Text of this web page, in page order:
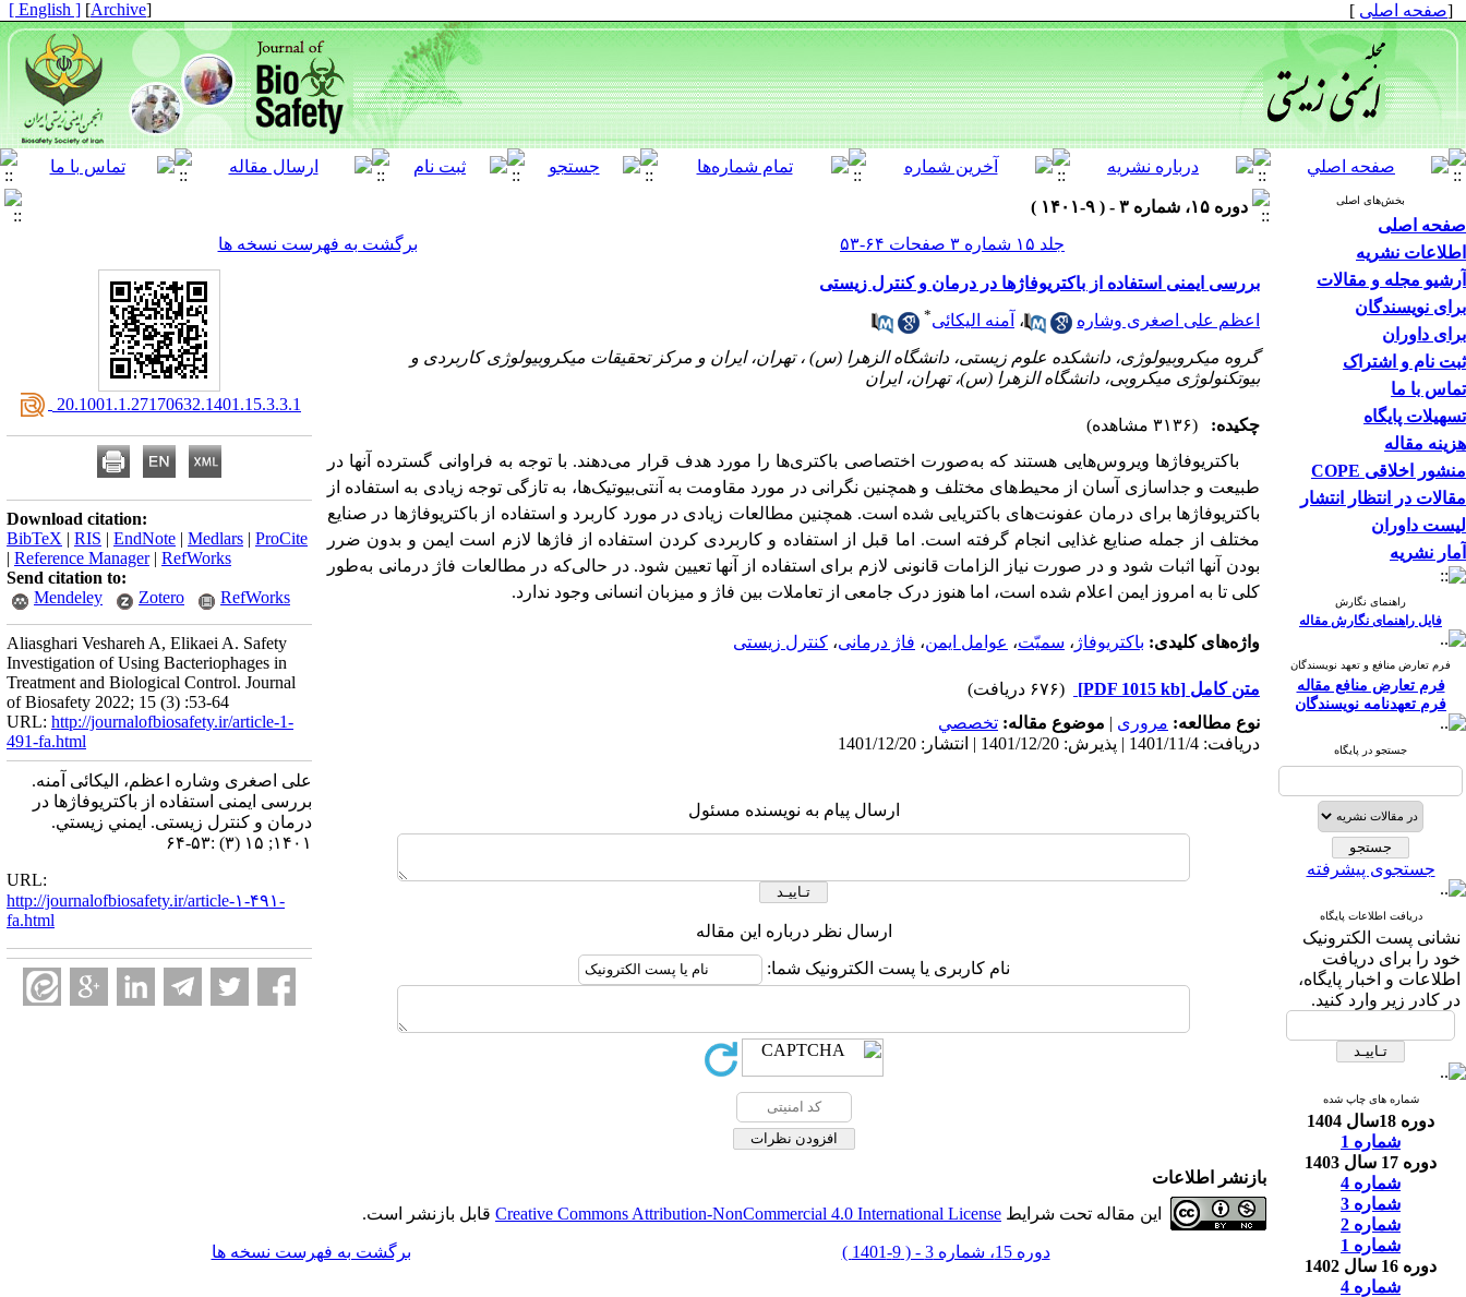
[صفحه اصلی ]
[
Archive
]
[ English ]
بخش‌های اصلی
صفحه اصلی
اطلاعات نشریه
آرشیو مجله و مقالات
برای نویسندگان
برای داوران
ثبت نام و اشتراک
تماس با ما
تسهیلات پایگاه
هزینه مقاله
منشور اخلاقی COPE
مقالات در انتظار انتشار
لیست داوران
آمار نشریه
راهنمای نگارش
فایل راهنمای نگارش مقاله
فرم تعارض منافع و تعهد نویسندگان
فرم تعارض منافع مقاله
فرم تعهدنامه نویسندگان
جستجو در پایگاه
جستجوی پیشرفته
دریافت اطلاعات پایگاه
نشانی پست الکترونیک
خود را برای دریافت
اطلاعات و اخبار پایگاه،
در کادر زیر وارد کنید.
شماره های چاپ شده
دوره 18سال 1404
شماره 1
دوره 17 سال 1403
شماره 4
شماره 3
شماره 2
شماره 1
دوره 16 سال 1402
شماره 4
دوره ۱۵، شماره ۳ - ( ۹-۱۴۰۱ )
جلد ۱۵ شماره ۳ صفحات ۶۴-۵۳
برگشت به فهرست نسخه ها
بررسی ایمنی استفاده از باکتریوفاژها در درمان و کنترل زیستی
اعظم علی اصغری وشاره ، آمنه الیکائی*
گروه میکروبیولوژی، دانشکده علوم زیستی، دانشگاه الزهرا (س) ، تهران، ایران و مرکز تحقیقات میکروبیولوژی کاربردی و
بیوتکنولوژی میکروبی، دانشگاه الزهرا (س)، تهران، ایران
چکیده:
(۳۱۳۶ مشاهده)
باکتریوفاژها ویروس‌هایی هستند که به‌صورت اختصاصی باکتری‌ها را مورد هدف قرار می‌دهند. با توجه به فراوانی گسترده آنها در
طبیعت و جداسازی آسان از محیط‌های مختلف و همچنین نگرانی در مورد مقاومت به آنتی‌بیوتیک‌ها، به تازگی توجه زیادی به استفاده از
باکتریوفاژها برای درمان عفونت‌های باکتریایی شده است. همچنین مطالعات زیادی در مورد کاربرد و استفاده از باکتریوفاژها در صنایع
مختلف از جمله صنایع غذایی انجام گرفته است. اما قبل از استفاده و کاربردی کردن استفاده از فاژها لازم است ایمن و بدون ضرر
بودن آنها اثبات شود و در صورت نیاز الزامات قانونی لازم برای استفاده از آنها تعیین شود. در حالی‌که در مطالعات فاژ درمانی به‌طور
کلی تا به امروز ایمن اعلام شده است، اما هنوز درک جامعی از تعاملات بین فاژ و میزبان انسانی وجود ندارد.
واژه‌های کلیدی: باکتریوفاژ ، سمیّت، عوامل ایمن، فاژ درمانی، کنترل زیستی
متن کامل [PDF 1015 kb]
(۶۷۶ دریافت)
نوع مطالعه: مروری | موضوع مقاله: تخصصي
دریافت: 1401/11/4 | پذیرش: 1401/12/20 | انتشار: 1401/12/20
ارسال پیام به نویسنده مسئول
ارسال نظر درباره این مقاله
نام کاربری یا پست الکترونیک شما:
‎ 20.1001.1.27170632.1401.15.3.3.1
Download citation:
BibTeX | RIS | EndNote | Medlars | ProCite
| Reference Manager| RefWorks
Send citation to:
Mendeley
Zotero RefWorks
Aliasghari Veshareh A, Elikaei A. Safety
Investigation of Using Bacteriophages in
Treatment and Biological Control. Journal
of Biosafety 2022; 15 (3) :53-64
URL: http://journalofbiosafety.ir/article-1-
491-fa.html
علی اصغری وشاره اعظم، الیکائی آمنه.
بررسی ایمنی استفاده از باکتریوفاژها در
درمان و کنترل زیستی. ايمني زيستي.
۱۴۰۱; ۱۵ (۳) :۵۳-۶۴
URL:
http://journalofbiosafety.ir/article-۱-۴۹۱-
fa.html
بازنشر اطلاعات
این مقاله تحت شرایط Creative Commons Attribution-NonCommercial 4.0 International License قابل بازنشر است.
دوره 15، شماره 3 - ( 9-1401 ) برگشت به فهرست نسخه ها